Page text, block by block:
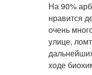
На 90%
нравится
очень
улице,
ходе